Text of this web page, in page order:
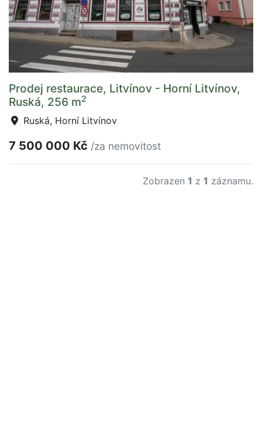
Prodej restaurace, Litvínov - Horní Litvínov,
Ruská, 256 m2
Ruská, Horní Litvínov
7 500 000 Kč /za nemovitost
Zobrazen 1 z 1 záznamu.